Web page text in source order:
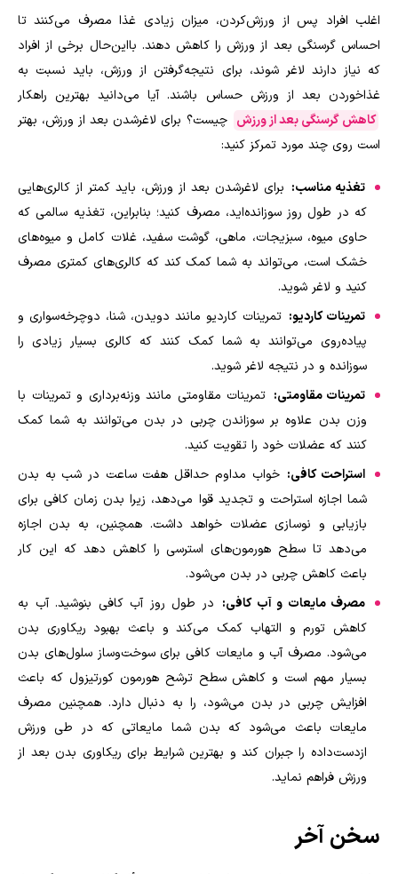
اغلب افراد پس از ورزش‌کردن، میزان زیادی غذا مصرف می‌کنند تا
احساس گرسنگی بعد از ورزش را کاهش دهند. بااین‌حال برخی از افراد
که نیاز دارند لاغر شوند، برای نتیجه‌گرفتن از ورزش، باید نسبت به
غذاخوردن بعد از ورزش حساس باشند. آیا می‌دانید بهترین راهکار
کاهش گرسنگی بعد از ورزش چیست؟ برای لاغرشدن بعد از ورزش، بهتر
است روی چند مورد تمرکز کنید:
تغذیه مناسب: برای لاغرشدن بعد از ورزش، باید کمتر از کالری‌هایی
که در طول روز سوزانده‌اید، مصرف کنید؛ بنابراین، تغذیه سالمی که
حاوی میوه، سبزیجات، ماهی، گوشت سفید، غلات کامل و میوه‌های
خشک است، می‌تواند به شما کمک کند که کالری‌های کمتری مصرف
کنید و لاغر شوید.
تمرینات کاردیو: تمرینات کاردیو مانند دویدن، شنا، دوچرخه‌سواری و
پیاده‌روی می‌توانند به شما کمک کنند که کالری بسیار زیادی را
سوزانده و در نتیجه لاغر شوید.
تمرینات مقاومتی: تمرینات مقاومتی مانند وزنه‌برداری و تمرینات با
وزن بدن علاوه بر سوزاندن چربی در بدن می‌توانند به شما کمک
کنند که عضلات خود را تقویت کنید.
استراحت کافی: خواب مداوم حداقل هفت ساعت در شب به بدن
شما اجازه استراحت و تجدید قوا می‌دهد، زیرا بدن زمان کافی برای
بازیابی و نوسازی عضلات خواهد داشت. همچنین، به بدن اجازه
می‌دهد تا سطح هورمون‌های استرسی را کاهش دهد که این کار
باعث کاهش چربی در بدن می‌شود.
مصرف مایعات و آب کافی: در طول روز آب کافی بنوشید. آب به
کاهش تورم و التهاب کمک می‌کند و باعث بهبود ریکاوری بدن
می‌شود. مصرف آب و مایعات کافی برای سوخت‌وساز سلول‌های بدن
بسیار مهم است و کاهش سطح ترشح هورمون کورتیزول که باعث
افزایش چربی در بدن می‌شود، را به دنبال دارد. همچنین مصرف
مایعات باعث می‌شود که بدن شما مایعاتی که در طی ورزش
ازدست‌داده را جبران کند و بهترین شرایط برای ریکاوری بدن بعد از
ورزش فراهم نماید.
سخن آخر